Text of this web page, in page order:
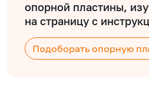
опорной пластины,
на страницу с
Подоборать опорную